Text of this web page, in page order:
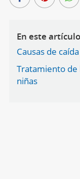
En este artículo
Causas de
Tratamiento de
niñas